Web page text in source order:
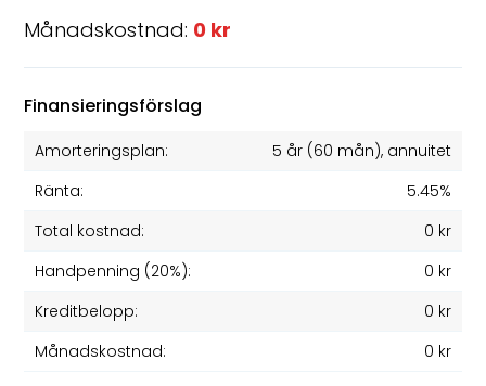
Månadskostnad: 0 kr
Finansieringsförslag
Amorteringsplan: 5 år(60 mån), annuitet
Ränta:
5.45%
Total kostnad:
0 kr
Handpenning (20%):
0 kr
Kreditbelopp:
0 kr
Månadskostnad:
0 kr